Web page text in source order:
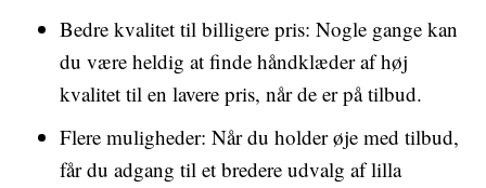
Bedre kvalitet til billigere pris: Nogle gange kan
du være heldig at finde håndklæder af høj
kvalitet til en lavere pris, når de er på tilbud.
Flere muligheder: Når du holder øje med tilbud,
får du adgang til et bredere udvalg af lilla